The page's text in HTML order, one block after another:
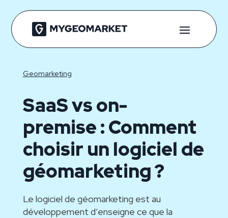
Geomarketing
SaaS vs on-
premise : Comment
choisir un logiciel de
géomarketing ?
Le logiciel de géomarketing est au
développement d’enseigne ce que la